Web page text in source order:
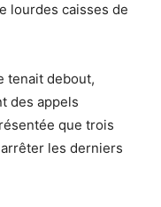
lourdes caisses de
tenait debout,
des appels
que trois
les derniers